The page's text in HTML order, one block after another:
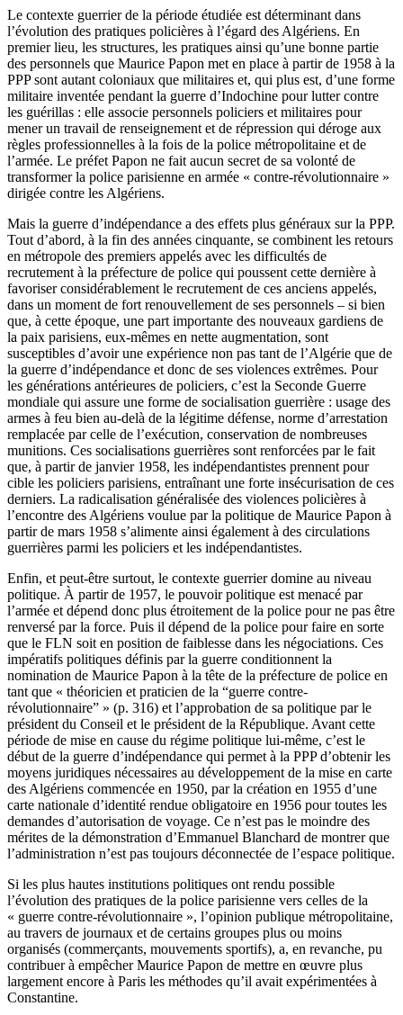
Le contexte guerrier de la période étudiée est déterminant dans
l’évolution des pratiques policières à l’égard des Algériens. En
premier lieu, les structures, les pratiques ainsi qu’une bonne partie
des personnels que Maurice Papon met en place à partir de 1958 à la
PPP sont autant coloniaux que militaires et, qui plus est, d’une forme
militaire inventée pendant la guerre d’Indochine pour lutter contre
les guérillas : elle associe personnels policiers et militaires pour
mener un travail de renseignement et de répression qui déroge aux
règles professionnelles à la fois de la police métropolitaine et de
l’armée. Le préfet Papon ne fait aucun secret de sa volonté de
transformer la police parisienne en armée « contre-révolutionnaire »
dirigée contre les Algériens.
Mais la guerre d’indépendance a des effets plus généraux sur la PPP.
Tout d’abord, à la fin des années cinquante, se combinent les retours
en métropole des premiers appelés avec les difficultés de
recrutement à la préfecture de police qui poussent cette dernière à
favoriser considérablement le recrutement de ces anciens appelés,
dans un moment de fort renouvellement de ses personnels – si bien
que, à cette époque, une part importante des nouveaux gardiens de
la paix parisiens, eux-mêmes en nette augmentation, sont
susceptibles d’avoir une expérience non pas tant de l’Algérie que de
la guerre d’indépendance et donc de ses violences extrêmes. Pour
les générations antérieures de policiers, c’est la Seconde Guerre
mondiale qui assure une forme de socialisation guerrière : usage des
armes à feu bien au-delà de la légitime défense, norme d’arrestation
remplacée par celle de l’exécution, conservation de nombreuses
munitions. Ces socialisations guerrières sont renforcées par le fait
que, à partir de janvier 1958, les indépendantistes prennent pour
cible les policiers parisiens, entraînant une forte insécurisation de ces
derniers. La radicalisation généralisée des violences policières à
l’encontre des Algériens voulue par la politique de Maurice Papon à
partir de mars 1958 s’alimente ainsi également à des circulations
guerrières parmi les policiers et les indépendantistes.
Enfin, et peut-être surtout, le contexte guerrier domine au niveau
politique. À partir de 1957, le pouvoir politique est menacé par
l’armée et dépend donc plus étroitement de la police pour ne pas être
renversé par la force. Puis il dépend de la police pour faire en sorte
que le FLN soit en position de faiblesse dans les négociations. Ces
impératifs politiques définis par la guerre conditionnent la
nomination de Maurice Papon à la tête de la préfecture de police en
tant que « théoricien et praticien de la “guerre contre-
révolutionnaire” » (p. 316) et l’approbation de sa politique par le
président du Conseil et le président de la République. Avant cette
période de mise en cause du régime politique lui-même, c’est le
début de la guerre d’indépendance qui permet à la PPP d’obtenir les
moyens juridiques nécessaires au développement de la mise en carte
des Algériens commencée en 1950, par la création en 1955 d’une
carte nationale d’identité rendue obligatoire en 1956 pour toutes les
demandes d’autorisation de voyage. Ce n’est pas le moindre des
mérites de la démonstration d’Emmanuel Blanchard de montrer que
l’administration n’est pas toujours déconnectée de l’espace politique.
Si les plus hautes institutions politiques ont rendu possible
l’évolution des pratiques de la police parisienne vers celles de la
« guerre contre-révolutionnaire », l’opinion publique métropolitaine,
au travers de journaux et de certains groupes plus ou moins
organisés (commerçants, mouvements sportifs), a, en revanche, pu
contribuer à empêcher Maurice Papon de mettre en œuvre plus
largement encore à Paris les méthodes qu’il avait expérimentées à
Constantine.